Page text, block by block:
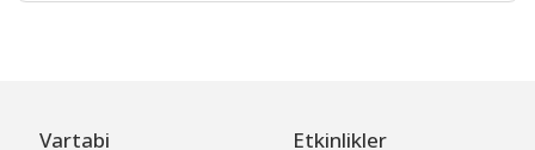
Vartabi Etkinlikler